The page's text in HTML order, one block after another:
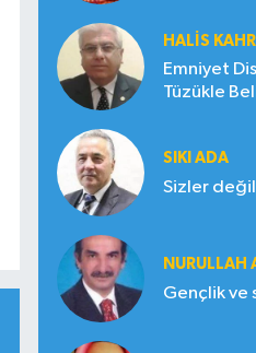
HALIS
Emniyet
Tüzükle
SIKI ADA
Sizler
NURULLAH